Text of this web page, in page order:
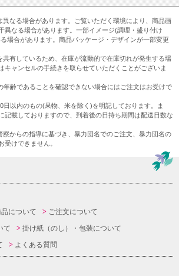
異なる場合があります。ご覧いただく環境により、商品画
異なる場合があります。一部イメージ(調理・盛り付け
場合があります。商品パッケージ・デザインが一部変更
共有しているため、在庫が流動的で在庫切れが発生する場
キャンセルの手続きを取らせていただくことがございま
年齢であることを確認できない場合にはご注文はお受けで
日以内のもの(果物、米を除く)を明記しております。ま
記載しておりますので、到着後の日持ち期間は配送日数な
察からの指導に基づき、暴力団名でのご注文、暴力団名の
受けできません。
について
ご注文について
て
掛け紙（のし）・包装について
よくある質問